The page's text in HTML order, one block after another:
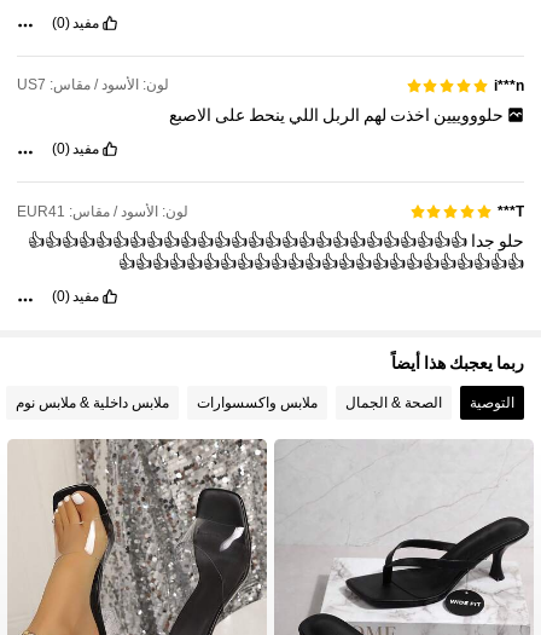
مفيد (0)
i***n لون: الأسود / مقاس: US7
حلوووييين اخذت لهم الربل اللي ينحط على الاصبع
مفيد (0)
T***️ لون: الأسود / مقاس: EUR41
حلو جدا👍👍👍👍👍👍👍👍👍👍👍👍👍👍👍👍👍👍👍👍👍👍👍👍👍👍
👍👍👍👍👍👍👍👍👍👍👍👍👍👍👍👍👍👍👍👍👍👍👍👍
مفيد (0)
ربما يعجبك هذا أيضاً
التوصية الصحة & الجمال ملابس واكسسوارات ملابس داخلية & ملابس نوم